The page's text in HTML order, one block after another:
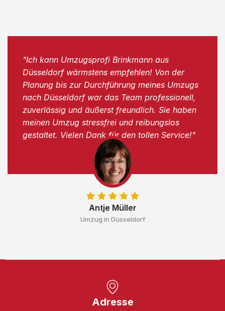
Antje Müller
Umzug in Düsseldorf
"Ich kann Umzugsprofi Brinkmann aus
Düsseldorf wärmstens empfehlen! Von der
Planung bis zur Durchführung meines Umzugs
nach Düsseldorf war das Team professionell,
zuverlässig und äußerst freundlich. Sie haben
meinen Umzug stressfrei und reibungslos
gestaltet. Vielen Dank für den tollen Service!"
Adresse